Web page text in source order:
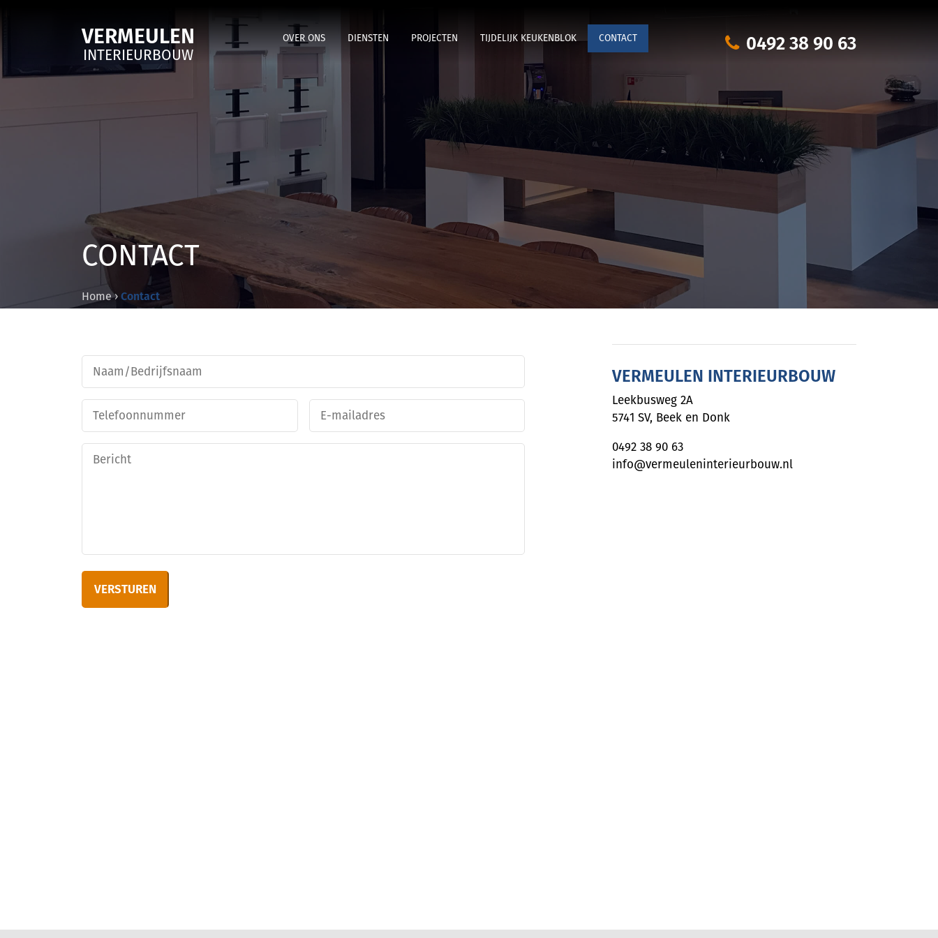
VERMEULEN
INTERIEURBOUW 0492 38 90 63
OVER ONS DIENSTEN PROJECTEN TIJDELIJK KEUKENBLOK CONTACT
CONTACT
Home›Contact
Naam/bedrijfsnaam
Telefoon
E-
mailadres
Geen
titel
VERSTUREN
VERMEULEN INTERIEURBOUW
Leekbusweg 2A
5741 SV, Beek en Donk
0492 38 90 63
info@vermeuleninterieurbouw.nl